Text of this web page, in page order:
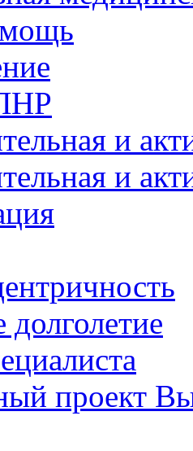
и
и
долголетие
проект